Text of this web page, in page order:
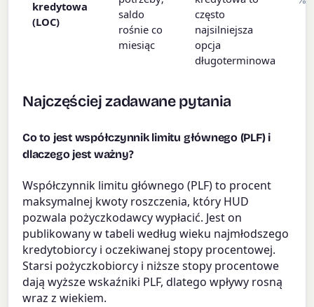
kredytowa
(LOC)
saldo
rośnie co
miesiąc
często
najsilniejsza
opcja
długoterminowa
Najczęściej zadawane pytania
Co to jest współczynnik limitu głównego (PLF) i
dlaczego jest ważny?
Współczynnik limitu głównego (PLF) to procent
maksymalnej kwoty roszczenia, który HUD
pozwala pożyczkodawcy wypłacić. Jest on
publikowany w tabeli według wieku najmłodszego
kredytobiorcy i oczekiwanej stopy procentowej.
Starsi pożyczkobiorcy i niższe stopy procentowe
dają wyższe wskaźniki PLF, dlatego wpływy rosną
wraz z wiekiem.